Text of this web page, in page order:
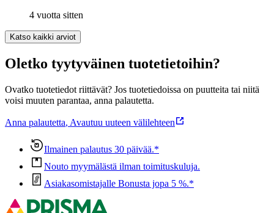
4 vuotta sitten
Katso kaikki arviot
Oletko tyytyväinen tuotetietoihin?
Ovatko tuotetiedot riittävät? Jos tuotetiedoissa on puutteita tai niitä
voisi muuten parantaa, anna palautetta.
Anna palautetta, Avautuu uuteen välilehteen
Ilmainen palautus 30 päivää.*
Nouto myymälästä ilman toimituskuluja.
Asiakasomistajalle Bonusta jopa 5 %.*